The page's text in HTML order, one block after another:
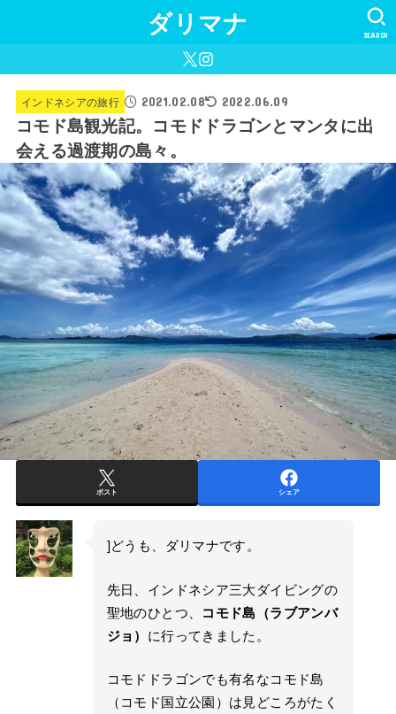
ダリマナ SEARCH
インドネシアの旅行 2021.02.08 2022.06.09
コモド島観光記。コモドドラゴンとマンタに出
会える過渡期の島々。
ポスト シェア
]どうも、ダリマナです。
先日、インドネシア三大ダイビングの
聖地のひとつ、 コモド島（ラブアンバ
ジョ） に行ってきました。
コモドドラゴンでも有名なコモド島
（コモド国立公園）は見どころがたく